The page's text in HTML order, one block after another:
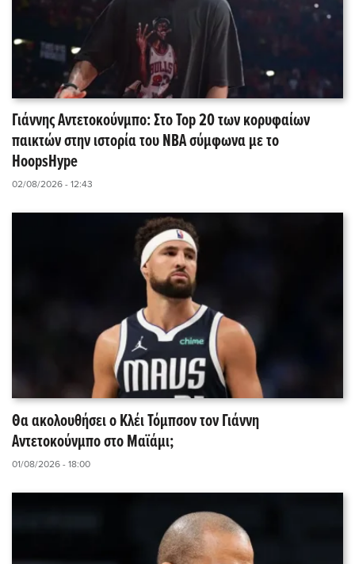
Γιάννης Αντετοκούνμπο: Στο Top 20 των κορυφαίων
παικτών στην ιστορία του NBA σύμφωνα με το
HoopsHype
02/08/2026 - 12:43
Θα ακολουθήσει ο Κλέι Τόμπσον τον Γιάννη
Αντετοκούνμπο στο Μαϊάμι;
01/08/2026 - 18:00